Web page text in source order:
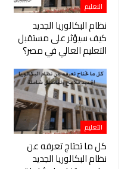
التعليم
نظام البكالوريا الجديد
كيف سيؤثر على مستقبل
التعليم العالي في مصر؟
التعليم
كل ما تحتاج تعرفه عن
نظام البكالوريا الجديد